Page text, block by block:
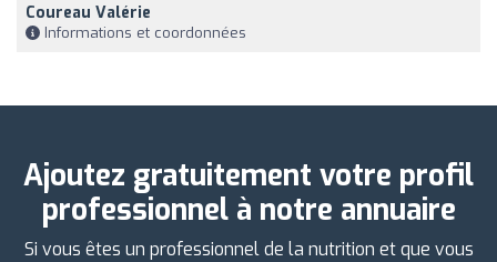
Coureau Valérie
Informations et coordonnées
Ajoutez gratuitement votre profil
professionnel à notre annuaire
Si vous êtes un professionnel de la nutrition et que vous